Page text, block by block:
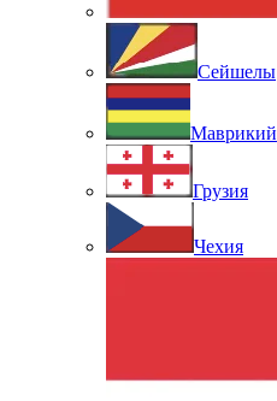
Сейшелы
Маврикий
Грузия
Чехия